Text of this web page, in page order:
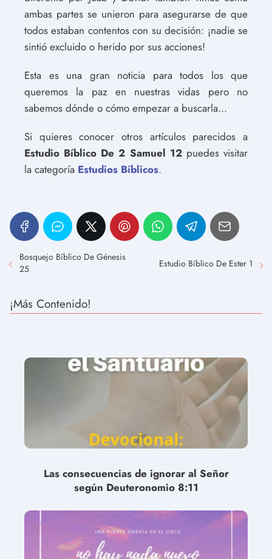
ambas partes se unieron para asegurarse de que
todos estaban contentos con su decisión: ¡nadie se
sintió excluido o herido por sus acciones!
Esta es una gran noticia para todos los que
queremos la paz en nuestras vidas pero no
sabemos dónde o cómo empezar a buscarla...
Si quieres conocer otros artículos parecidos a
Estudio Bíblico De 2 Samuel 12puedes visitar
la categoría Estudios Bíblicos.
Bosquejo Bíblico De Génesis
25
Estudio Bíblico De Ester 1
¡Más Contenido!
Las consecuencias de ignorar al Señor
según Deuteronomio 8:11